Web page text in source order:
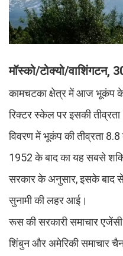
मॉस्को/टोक्यो/वाशिंगटन,
कामचटका क्षेत्र में आज भूकंप
रिक्टर स्केल पर इसकी
विवरण में भूकंप की तीव्रता
1952 के बाद का यह सबसे
सरकार के अनुसार, इसके बाद
सुनामी की लहर आई।
रूस की सरकारी समाचार
शिंबुन और अमेरिकी समाचार